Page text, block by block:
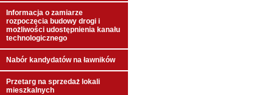
Informacja o zamiarze
rozpoczęcia budowy drogi i
możliwości udostępnienia kanału
technologicznego
Nabór kandydatów na ławników
Przetarg na sprzedaż lokali
mieszkalnych